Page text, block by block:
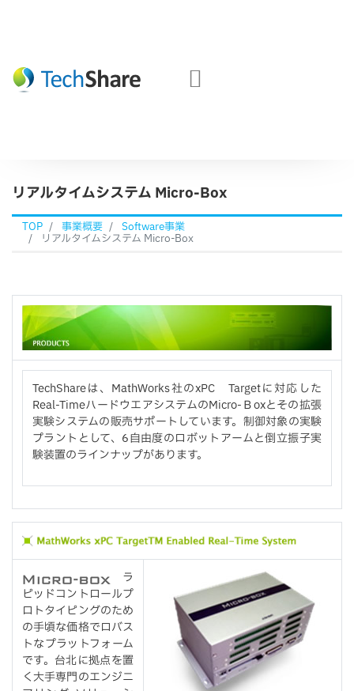
リアルタイムシステム Micro-Box
TOP 事業概要 Software事業
リアルタイムシステム Micro-Box
TechShareは、MathWorks社のxPC Targetに対応した
Real-TimeハードウエアシステムのMicro-Ｂoxとその拡張
実験システムの販売サポートしています。制御対象の実験
プラントとして、6自由度のロボットアームと倒立振子実
験装置のラインナップがあります。
ラ
ピッドコントロールプ
ロトタイピングのため
の手頃な価格でロバス
トなプラットフォーム
です。台北に拠点を置
く大手専門のエンジニ